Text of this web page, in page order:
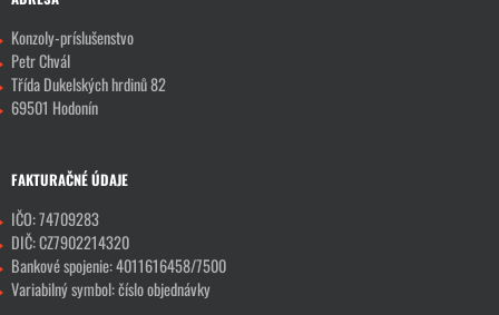
Konzoly-príslušenstvo
Petr Chvál
Třída Dukelských hrdinů 82
69501 Hodonín
FAKTURAČNÉ ÚDAJE
IČO: 74709283
DIČ: CZ7902214320
Bankové spojenie: 4011616458/7500
Variabilný symbol: číslo objednávky